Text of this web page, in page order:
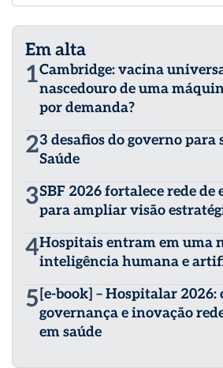
qualidade, ética e conformidade
sido pioneira em iniciativas como
programas de capacitação. Ao longo
ABRAIDI ampliou sua atuação,
e fortaleceu sua presença em fóruns
associadas e desenvolve atividades
debates setoriais e
Em alta
1Cambridge: vacina
nascedouro de uma
por demanda?
23 desafios do governo para
Saúde
3SBF 2026 fortalece rede de
para ampliar visão
4Hospitais entram em uma
inteligência humana e
5 [e-book] – Hospitalar 2026:
governança e inovação
em saúde